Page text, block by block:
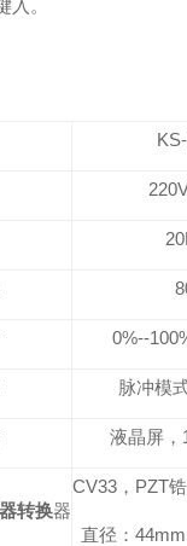
入。
0%--
脉冲模
液晶屏，
转换器
CV33，PZT
直径：